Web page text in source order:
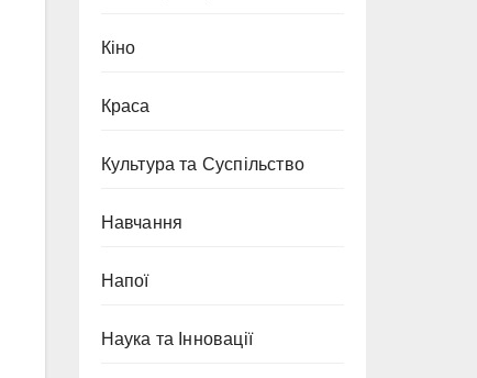
Кіно
Краса
Культура та Суспільство
Навчання
Напої
Наука та Інновації